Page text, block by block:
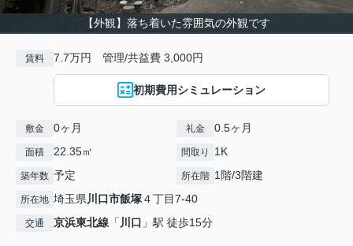
【外観】落ち着いた雰囲気の外観です
賃料 7.7万円 管理/共益費 3,000円
初期費用シミュレーション
敷金 0ヶ月 礼金 0.5ヶ月
面積 22.35㎡ 間取り 1K
築年数 予定 所在階 1階/3階建
所在地 埼玉県川口市飯塚４丁目7-40
交通 京浜東北線 「 川口 」駅 徒歩15分